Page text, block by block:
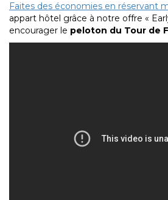
Faites des économies en réservant
appart hôtel grâce à notre offre «
encourager le peloton du Tour de